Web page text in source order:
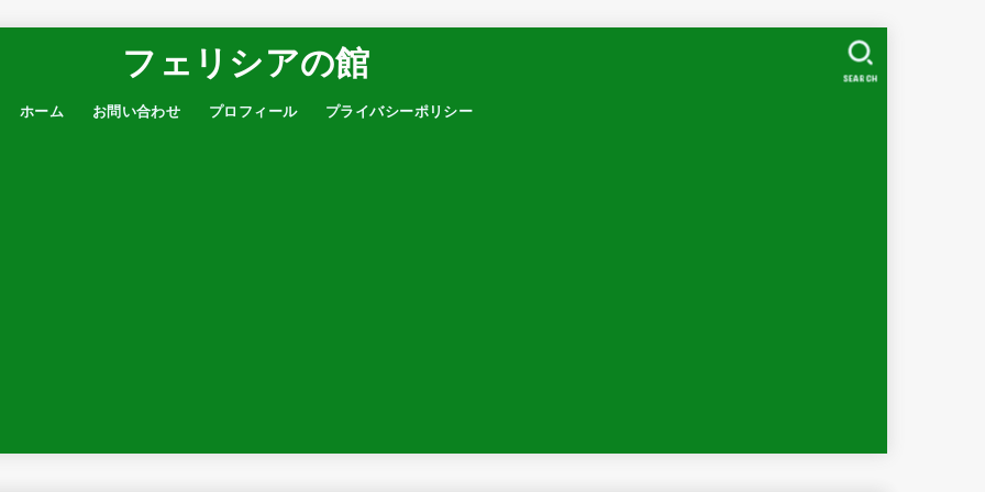
フェリシアの館
ホーム お問い合わせ プロフィール プライバシーポリシー
SEARCH